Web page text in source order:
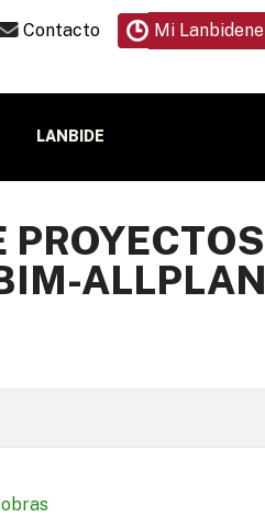
Contacto Mi
LANBIDE
ALLPLAN